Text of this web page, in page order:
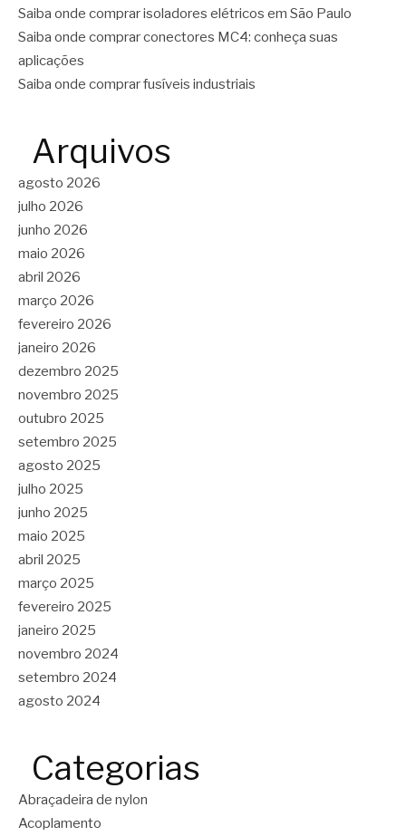
Saiba onde comprar isoladores elétricos em São Paulo
Saiba onde comprar conectores MC4: conheça suas
aplicações
Saiba onde comprar fusíveis industriais
Arquivos
agosto 2026
julho 2026
junho 2026
maio 2026
abril 2026
março 2026
fevereiro 2026
janeiro 2026
dezembro 2025
novembro 2025
outubro 2025
setembro 2025
agosto 2025
julho 2025
junho 2025
maio 2025
abril 2025
março 2025
fevereiro 2025
janeiro 2025
novembro 2024
setembro 2024
agosto 2024
Categorias
Abraçadeira de nylon
Acoplamento